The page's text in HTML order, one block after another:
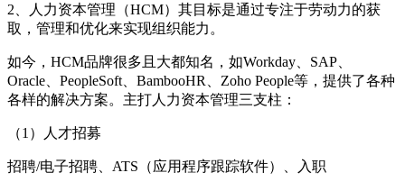
2 人力资本管理（HCM）其目标是通过专注于劳动力的获
取，管理和优化来实现组织能力。
如今， HCM品牌很多且大都知名， 如Workday SAP
Oracle
PeopleSoft BambooHR Zoho People等，提供了各种
各样的解决方案。主打人力资本管理三支柱：
（1 ）人才招募
招聘/电子招聘、 ATS （应用程序跟踪软件）、入职